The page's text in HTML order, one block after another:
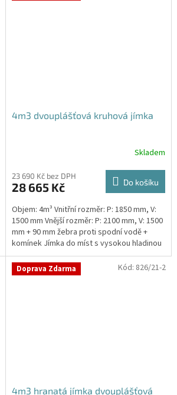
4m3 dvouplášťová kruhová jímka
Skladem
23 690 Kč bez DPH
28 665 Kč Do košíku
Objem: 4m³ Vnitřní rozměr: P: 1850 mm, V:
1500 mm Vnější rozměr: P: 2100 mm, V: 1500
mm + 90 mm žebra proti spodní vodě +
komínek Jímka do míst s vysokou hladinou
spodní vody –...
Doprava Zdarma
4m3 hranatá jímka dvouplášťová
Kód: 826/21-2